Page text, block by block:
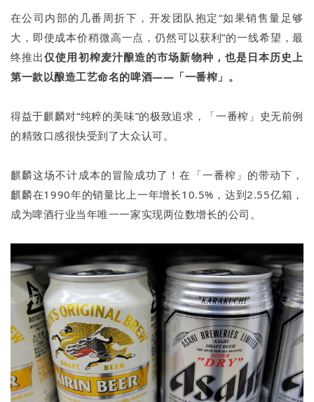
在公司内部的几番周折下，开发团队抱定“如果销售量足够
大，即使成本价稍微高一点，仍然可以获利”的一线希望，最
终推出仅使用初榨麦汁酿造的市场新物种，也是日本历史上
第一款以酿造工艺命名的啤酒——「一番榨」。
得益于麒麟对“纯粹的美味”的极致追求，「一番榨」史无前例
的精致口感很快受到了大众认可。
麒麟这场不计成本的冒险成功了！在「一番榨」的带动下，
麒麟在1990年的销量比上一年增长10.5%，达到2.55亿箱，
成为啤酒行业当年唯一一家实现两位数增长的公司。